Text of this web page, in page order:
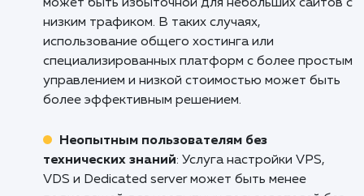
особенно важно при обработке большого
количества транзакций, управлении
и обеспечении безопасности данных
Это также позволяет масштабировать
серверные ресурсы в соответствии с ростом
Сайтам с высоким трафиком и
требованиями к быстродействию: Услуга